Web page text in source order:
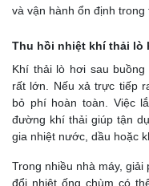
và vận hành ổn định trong
Thu hồi nhiệt khí thải lò
Khí thải lò hơi sau
rất lớn. Nếu xả trực tiếp
bỏ phí hoàn toàn. Việc
đường khí thải giúp tận
gia nhiệt nước, dầu hoặc
Trong nhiều nhà máy,
đổi nhiệt ống chùm có